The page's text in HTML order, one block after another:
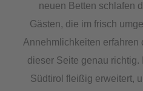
neuen Betten schlafen
Gästen, die im frisch
Annehmlichkeiten erfahren
dieser Seite genau
Südtirol fleißig erweitert,